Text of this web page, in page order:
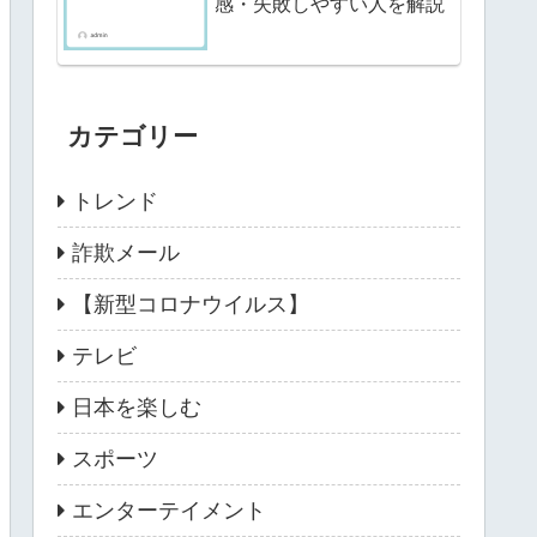
感・失敗しやすい人を解説
カテゴリー
トレンド
詐欺メール
【新型コロナウイルス】
テレビ
日本を楽しむ
スポーツ
エンターテイメント